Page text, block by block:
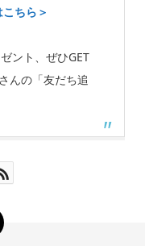
ちら＞
ント、ぜひGET
んの「友だち追